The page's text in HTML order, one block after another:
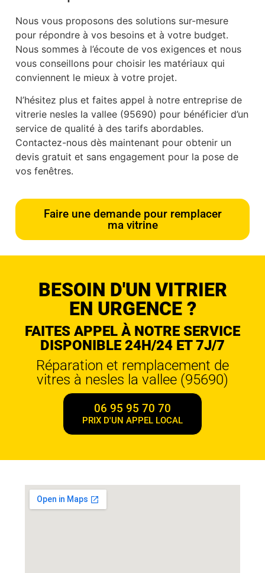
Nous vous proposons des solutions sur-mesure
pour répondre à vos besoins et à votre budget.
Nous sommes à l’écoute de vos exigences et nous
vous conseillons pour choisir les matériaux qui
conviennent le mieux à votre projet.
N’hésitez plus et faites appel à notre entreprise de
vitrerie nesles la vallee (95690) pour bénéficier d’un
service de qualité à des tarifs abordables.
Contactez-nous dès maintenant pour obtenir un
devis gratuit et sans engagement pour la pose de
vos fenêtres.
Faire une demande pour remplacer
ma vitrine
BESOIN D'UN VITRIER
EN URGENCE ?
FAITES APPEL À NOTRE SERVICE
DISPONIBLE 24H/24 ET 7J/7
Réparation et remplacement de
vitres à nesles la vallee (95690)
06 95 95 70 70
PRIX D'UN APPEL LOCAL